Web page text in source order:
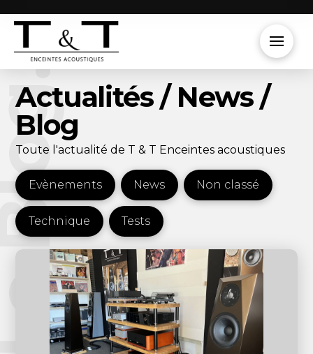
Actualités / News /
Blog
Toute l'actualité de T & T Enceintes acoustiques
Evènements News Non classé
Technique Tests